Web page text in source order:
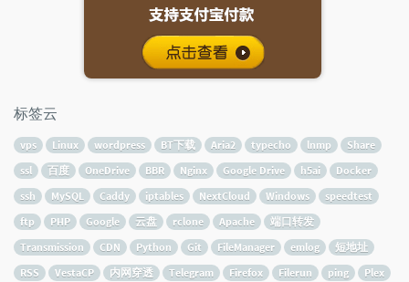
标签云
vps Linux wordpress BT下载 Aria2 typecho lnmp
Share
ssl
百度 OneDrive BBR Nginx Google Drive h5ai
Docker
ssh
MySQL Caddy iptables NextCloud Windows
speedtest
ftp
PHP Google 云盘 rclone Apache
端口转发
Transmission
CDN Python Git FileManager emlog
短地址
RSS
VestaCP 内网穿透 Telegram Firefox Filerun ping Plex